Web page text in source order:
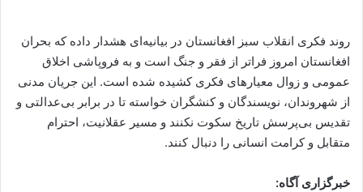
روند فکری انقلاب سبز افغانستان در بیانیه‌ای هشدار داده که بحران
افغانستان امروز فراتر از فقر و جنگ است و به فروپاشی اخلاق
عمومی و زوال معیارهای فکری کشیده شده است. این جریان مدنی
از شهروندان، نویسندگان و کنشگران خواسته تا در برابر بی‌عدالتی و
تقدیس بی‌پرسش تاریخ سکوت نکنند و مسیر عقلانیت، احترام
متقابل و کرامت انسانی را دنبال کنند.
خبرگزاری آگاه: